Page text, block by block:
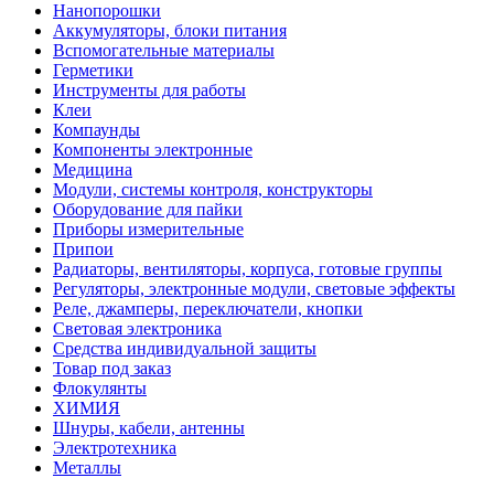
Нанопорошки
Аккумуляторы, блоки питания
Вспомогательные материалы
Герметики
Инструменты для работы
Клеи
Компаунды
Компоненты электронные
Медицина
Модули, системы контроля, конструкторы
Оборудование для пайки
Приборы измерительные
Припои
Радиаторы, вентиляторы, корпуса, готовые группы
Регуляторы, электронные модули, световые эффекты
Реле, джамперы, переключатели, кнопки
Световая электроника
Средства индивидуальной защиты
Товар под заказ
Флокулянты
ХИМИЯ
Шнуры, кабели, антенны
Электротехника
Металлы